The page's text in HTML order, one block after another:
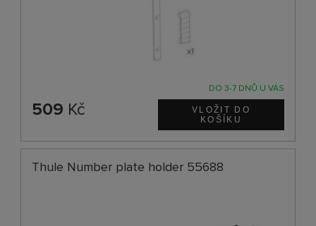
DO 3-7 DNŮ U VÁS
509 Kč
Thule Number plate holder 55688